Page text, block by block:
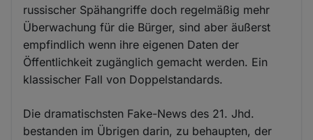
russischer Spähangriffe doch regelmäßig mehr
Überwachung für die Bürger, sind aber äußerst
empfindlich wenn ihre eigenen Daten der
Öffentlichkeit zugänglich gemacht werden. Ein
klassischer Fall von Doppelstandards.
Die dramatischsten Fake-News des 21. Jhd.
bestanden im Übrigen darin, zu behaupten, der